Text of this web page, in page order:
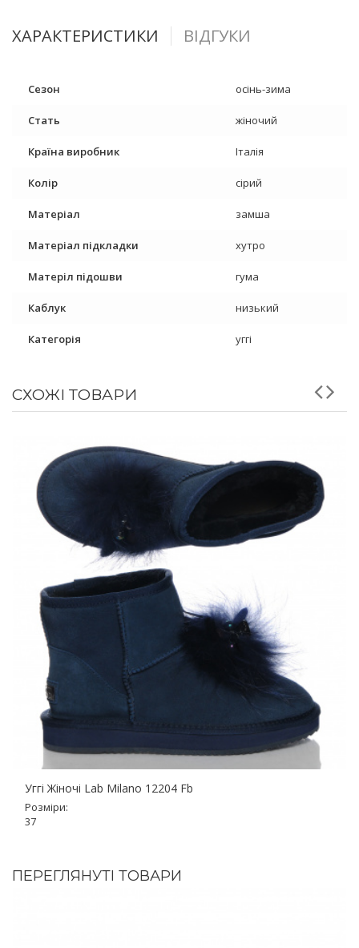
ХАРАКТЕРИСТИКИ ВІДГУКИ
Сезон осінь-зима
Стать жіночий
Країна виробник Італія
Колір сірий
Матеріал замша
Матеріал підкладки хутро
Матеріл підошви гума
Каблук низький
Категорія уггі
СХОЖІ ТОВАРИ
Уггі Жіночі Lab Milano 12204 Fb
Розміри:
37
ПЕРЕГЛЯНУТІ ТОВАРИ